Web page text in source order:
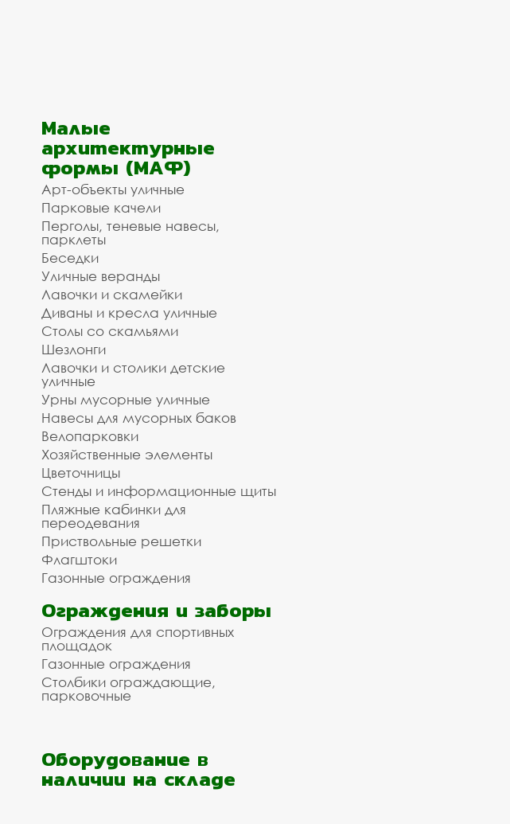
Малые
архитектурные
формы (МАФ)
Арт-объекты уличные
Парковые качели
Перголы, теневые навесы,
парклеты
Беседки
Уличные веранды
Лавочки и скамейки
Диваны и кресла уличные
Столы со скамьями
Шезлонги
Лавочки и столики детские
уличные
Урны мусорные уличные
Навесы для мусорных баков
Велопарковки
Хозяйственные элементы
Цветочницы
Стенды и информационные щиты
Пляжные кабинки для
переодевания
Приствольные решетки
Флагштоки
Газонные ограждения
Ограждения и заборы
Ограждения для спортивных
площадок
Газонные ограждения
Столбики ограждающие,
парковочные
Оборудование в
наличии на складе